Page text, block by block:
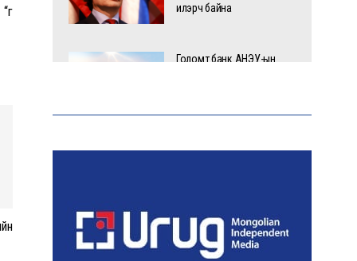
илэрч байна
Голомт банк АНЭУ-ын
Эрчим хүчний сайд
үзүүлнэ